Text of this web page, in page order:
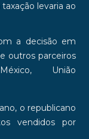
levaria ao
a decisão em
outros parceiros
México,
União
o republicano
vendidos por